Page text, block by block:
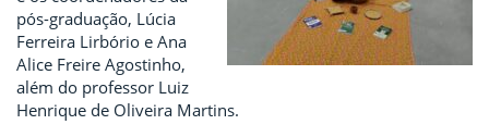
pós-graduação, Lúcia
Ferreira Lirbório e Ana
Alice Freire Agostinho,
além do professor Luiz
Henrique de Oliveira Martins.